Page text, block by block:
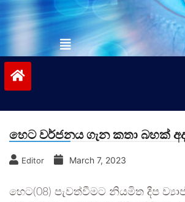
හෙට වර්ජනය ගැන කතා බහක්
Editor March 7, 2023
හෙට(08) පැවත්වීමට නියමිත දීප